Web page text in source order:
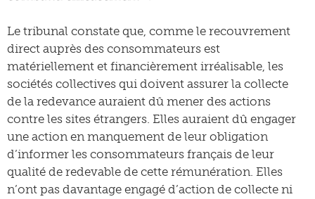
Le tribunal constate que, comme le recouvrement
direct auprès des consommateurs est
matériellement et financièrement irréalisable, les
sociétés collectives qui doivent assurer la collecte
de la redevance auraient dû mener des actions
contre les sites étrangers. Elles auraient dû engager
une action en manquement de leur obligation
d’informer les consommateurs français de leur
qualité de redevable de cette rémunération. Elles
n’ont pas davantage engagé d’action de collecte ni